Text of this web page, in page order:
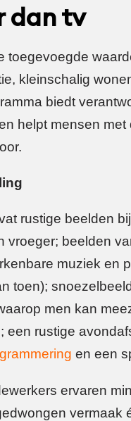
dan tv
toegevoegde
kleinschalig
biedt
helpt mensen
rustige beelden
vroeger; beelden
muziek en
toen);
men kan
een rustige
en een
ervaren
vermaak